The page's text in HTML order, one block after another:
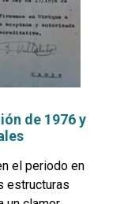
de 1976 y
el periodo en
estructuras